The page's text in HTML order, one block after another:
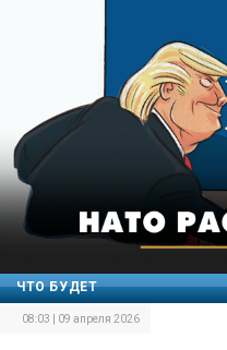
ЧТО БУДЕТ
08:03 | 09 апреля 2026